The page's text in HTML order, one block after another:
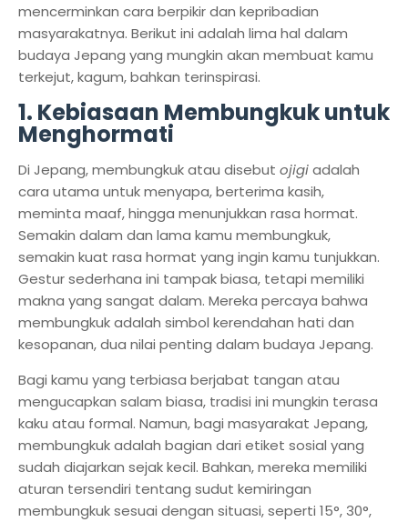
mencerminkan cara berpikir dan kepribadian
masyarakatnya. Berikut ini adalah lima hal dalam
budaya Jepang yang mungkin akan membuat kamu
terkejut, kagum, bahkan terinspirasi.
1. Kebiasaan Membungkuk untuk
Menghormati
Di Jepang, membungkuk atau disebut ojigiadalah
cara utama untuk menyapa, berterima kasih,
meminta maaf, hingga menunjukkan rasa hormat.
Semakin dalam dan lama kamu membungkuk,
semakin kuat rasa hormat yang ingin kamu tunjukkan.
Gestur sederhana ini tampak biasa, tetapi memiliki
makna yang sangat dalam. Mereka percaya bahwa
membungkuk adalah simbol kerendahan hati dan
kesopanan, dua nilai penting dalam budaya Jepang.
Bagi kamu yang terbiasa berjabat tangan atau
mengucapkan salam biasa, tradisi ini mungkin terasa
kaku atau formal. Namun, bagi masyarakat Jepang,
membungkuk adalah bagian dari etiket sosial yang
sudah diajarkan sejak kecil. Bahkan, mereka memiliki
aturan tersendiri tentang sudut kemiringan
membungkuk sesuai dengan situasi, seperti 15°, 30°,